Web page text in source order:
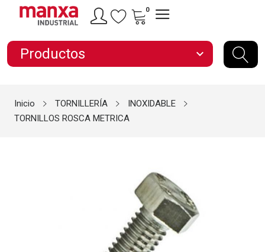
0
Productos expand_more
Inicio TORNILLERÍA
INOXIDABLE
TORNILLOS ROSCA METRICA